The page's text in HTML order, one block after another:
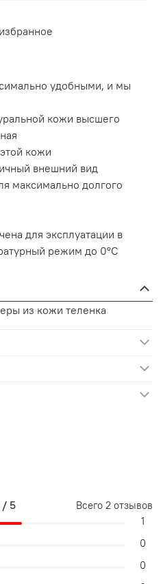
удобными, и мы
кожи высшего
кожи
внешний вид
максимально долгого
для эксплуатации в
режим до 0°C
из кожи теленка
/ 5 Всего 2 отзывов
1
0
0